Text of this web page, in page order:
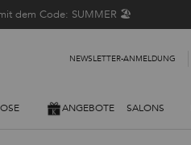
dem Code: SUMMER 🏖️
NEWSLETTER-ANMELDUNG​
ANGEBOTE SALONS